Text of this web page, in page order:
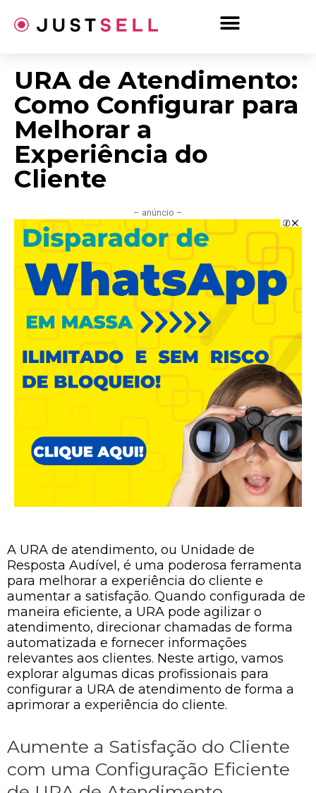
para
URA de Atendimento:
Como Configurar para
Melhorar a
Experiência do
Cliente
– anúncio –
A URA de atendimento, ou Unidade de
Resposta Audível, é uma poderosa ferramenta
para melhorar a experiência do cliente e
aumentar a satisfação. Quando configurada de
maneira eficiente, a URA pode agilizar o
atendimento, direcionar chamadas de forma
automatizada e fornecer informações
relevantes aos clientes. Neste artigo, vamos
explorar algumas dicas profissionais para
configurar a URA de atendimento de forma a
aprimorar a experiência do cliente.
Aumente a Satisfação do Cliente
com uma Configuração Eficiente